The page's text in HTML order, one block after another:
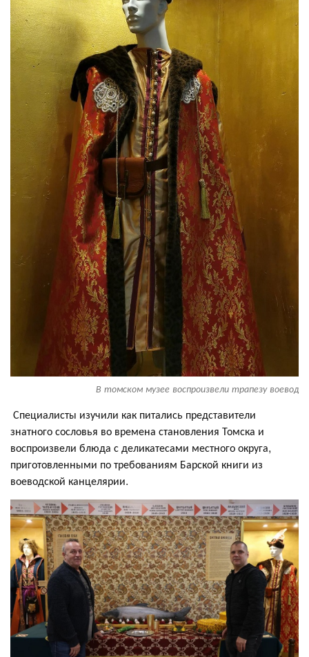
В томском музее воспроизвели трапезу воевод
Специалисты изучили как питались представители
знатного сословья во времена становления Томска и
воспроизвели блюда с деликатесами местного округа,
приготовленными по требованиям Барской книги из
воеводской канцелярии.